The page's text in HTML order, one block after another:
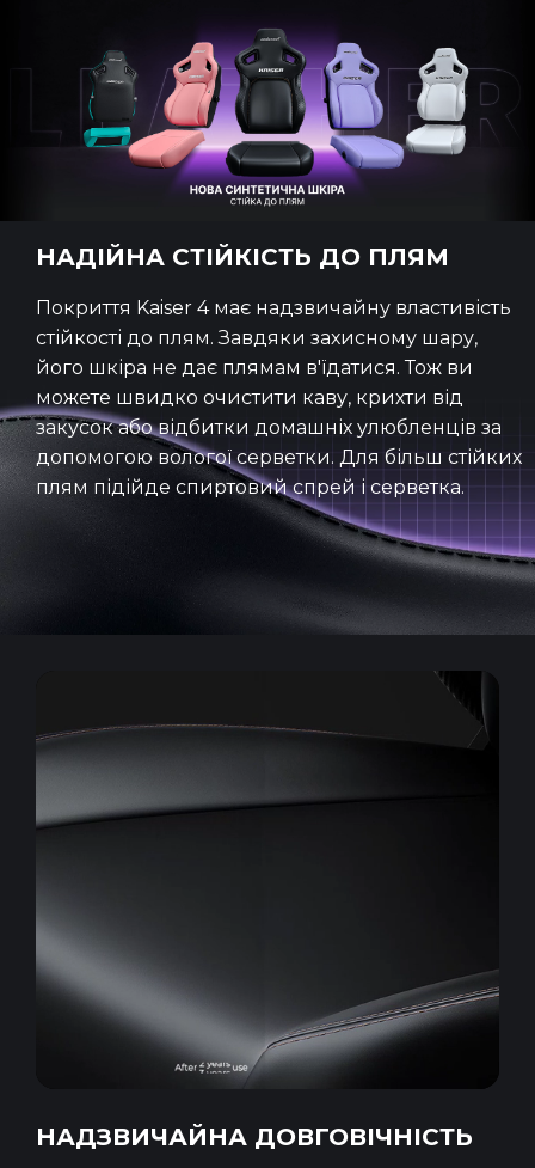
НАДІЙНА СТІЙКІСТЬ ДО ПЛЯМ
Покриття Kaiser 4 має надзвичайну властивість
стійкості до плям. Завдяки захисному шару,
його шкіра не дає плямам в'їдатися. Тож ви
можете швидко очистити каву, крихти від
закусок або відбитки домашніх улюбленців за
допомогою вологої серветки. Для більш стійких
плям підійде спиртовий спрей і серветка.
НАДЗВИЧАЙНА ДОВГОВІЧНІСТЬ